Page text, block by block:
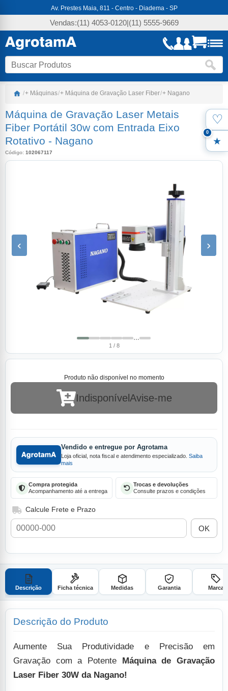
Av. Prestes Maia, 811 - Centro - Diadema - SP
Vendas:(11) 4053-0120|(11) 5555-9669
/+ Máquinas/+ Máquina de Gravação Laser Fiber/+ Nagano
Máquina de Gravação Laser Metais
Fiber Portátil 30w com Entrada Eixo
Rotativo - Nagano
Código: 102067117
♡
0
‹ ›
…
1 / 8
Produto não disponível no momento
Indisponível Avise-me
Vendido e entregue por Agrotama
Loja oficial, nota fiscal e atendimento especializado. Saiba
mais
Compra protegida
Acompanhamento até a entrega
Trocas e devoluções
Consulte prazos e condições
Calcule Frete e Prazo
OK
Descrição Ficha técnica Medidas Garantia Marca
Descrição do Produto
Aumente Sua Produtividade e Precisão em
Gravação com a Potente Máquina de Gravação
Laser Fiber 30W da Nagano!